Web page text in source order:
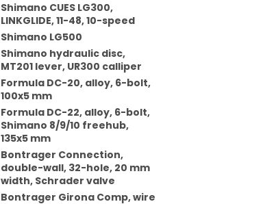
Shimano CUES LG300,
LINKGLIDE, 11-48, 10-speed
Shimano LG500
Shimano hydraulic disc,
MT201 lever, UR300 calliper
Formula DC-20, alloy, 6-bolt,
100x5 mm
Formula DC-22, alloy, 6-bolt,
Shimano 8/9/10 freehub,
135x5 mm
Bontrager Connection,
double-wall, 32-hole, 20 mm
width, Schrader valve
Bontrager Girona Comp, wire